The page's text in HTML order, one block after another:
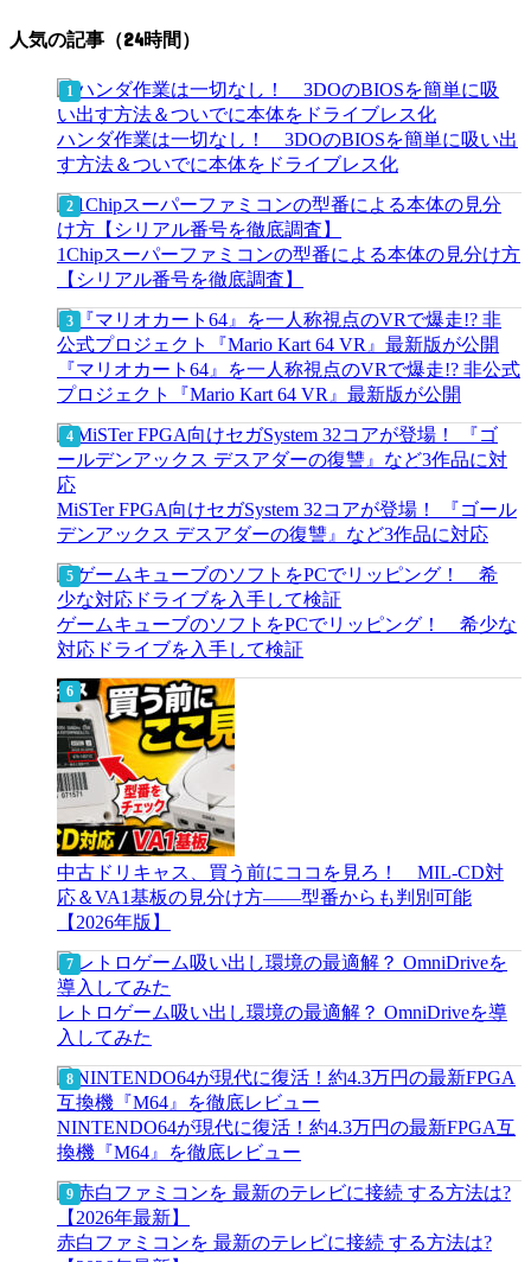
人気の記事（24時間）
ハンダ作業は一切なし！ 3DOのBIOSを簡単に吸い出
す方法＆ついでに本体をドライブレス化
1Chipスーパーファミコンの型番による本体の見分け方
【シリアル番号を徹底調査】
『マリオカート64』を一人称視点のVRで爆走!? 非公式
プロジェクト『Mario Kart 64 VR』最新版が公開
MiSTer FPGA向けセガSystem 32コアが登場！ 『ゴール
デンアックス デスアダーの復讐』など3作品に対応
ゲームキューブのソフトをPCでリッピング！ 希少な
対応ドライブを入手して検証
中古ドリキャス、買う前にココを見ろ！ MIL-CD対
応＆VA1基板の見分け方——型番からも判別可能
【2026年版】
レトロゲーム吸い出し環境の最適解？ OmniDriveを導
入してみた
NINTENDO64が現代に復活！約4.3万円の最新FPGA互
換機『M64』を徹底レビュー
赤白ファミコンを 最新のテレビに接続 する方法は?